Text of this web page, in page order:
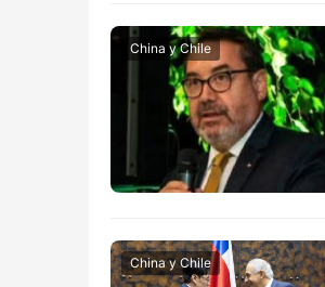
China y Chile
China y Chile